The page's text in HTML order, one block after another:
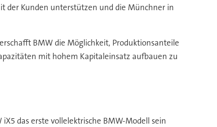
der Kunden unterstützen und die Münchner in
BMW die Möglichkeit, Produktionsanteile
mit hohem Kapitaleinsatz aufbauen zu
das erste vollelektrische BMW-Modell sein